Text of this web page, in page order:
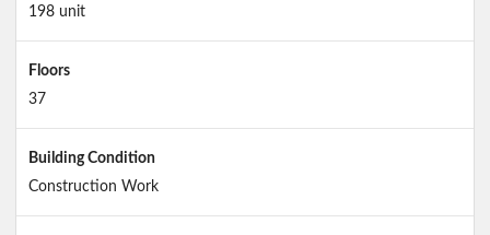
198 unit
Floors
37
Building Condition
Construction Work